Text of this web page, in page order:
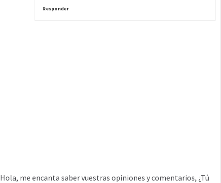
Responder
Hola, me encanta saber vuestras opiniones y comentarios, ¿Tú